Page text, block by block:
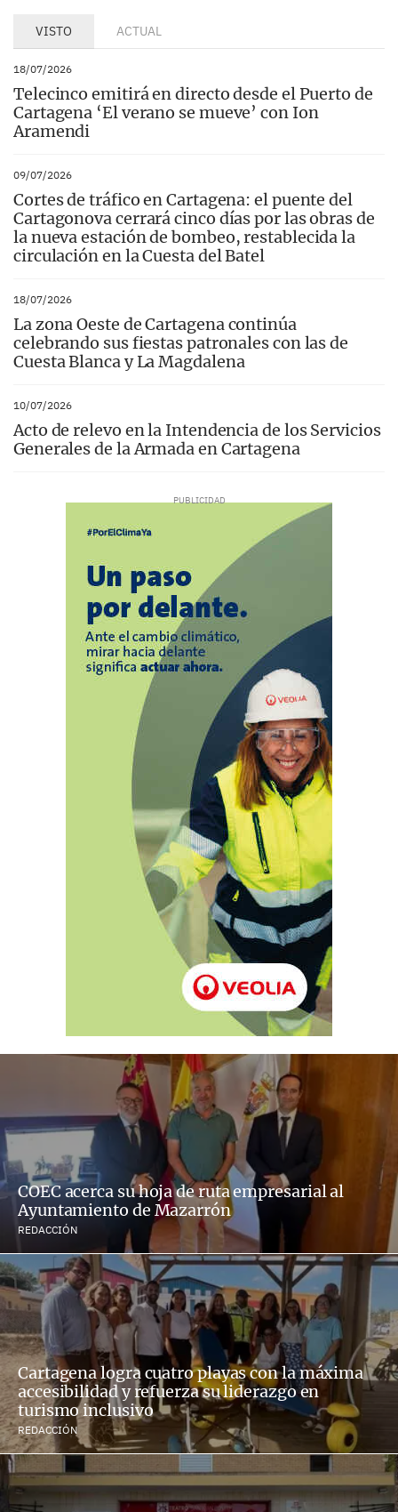
VISTO ACTUAL
18/07/2026
Telecinco emitirá en directo desde el Puerto de
Cartagena ‘El verano se mueve’ con Ion
Aramendi
09/07/2026
Cortes de tráfico en Cartagena: el puente del
Cartagonova cerrará cinco días por las obras de
la nueva estación de bombeo, restablecida la
circulación en la Cuesta del Batel
18/07/2026
La zona Oeste de Cartagena continúa
celebrando sus fiestas patronales con las de
Cuesta Blanca y La Magdalena
10/07/2026
Acto de relevo en la Intendencia de los Servicios
Generales de la Armada en Cartagena
COEC acerca su hoja de ruta empresarial al
Ayuntamiento de Mazarrón
REDACCIÓN
Cartagena logra cuatro playas con la máxima
accesibilidad y refuerza su liderazgo en
turismo inclusivo
REDACCIÓN